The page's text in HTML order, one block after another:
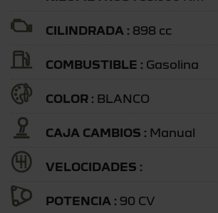
CILINDRADA : 898 cc
COMBUSTIBLE : Gasolina
COLOR : BLANCO
CAJA CAMBIOS : Manual
VELOCIDADES :
POTENCIA : 90 CV